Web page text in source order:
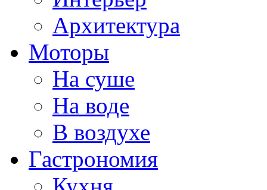
Архитектура
Моторы
На суше
На воде
В воздухе
Гастрономия